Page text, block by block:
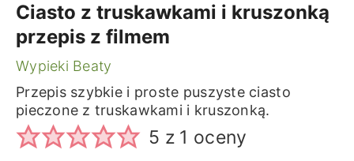
Ciasto z truskawkami i kruszonką
przepis z filmem
Wypieki Beaty
Przepis szybkie i proste puszyste ciasto
pieczone z truskawkami i kruszonką.
5 z 1 oceny